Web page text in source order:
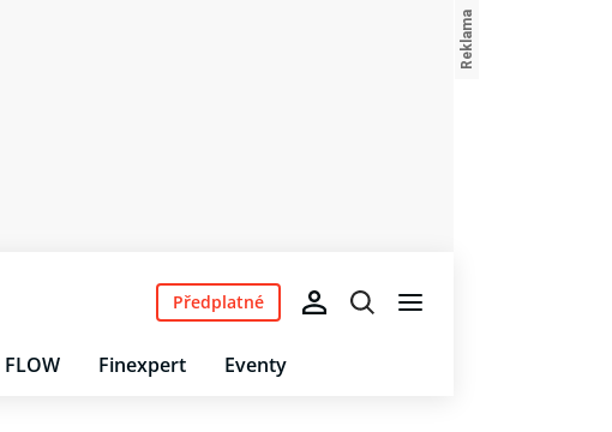
FLOW Finexpert Eventy
Předplatné